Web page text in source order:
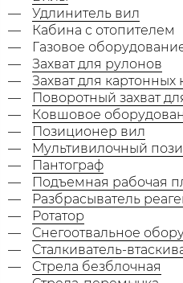
Удлинитель вил
Кабина с отопителем
Газовое
Захват для рулонов
Захват для картонных
Поворотный захват
Ковшовое
Позиционер вил
Мультивилочный
Пантограф
Подъемная рабочая
Разбрасыватель
Ротатор
Снегоотвальное
Сталкиватель-
Стрела безблочная